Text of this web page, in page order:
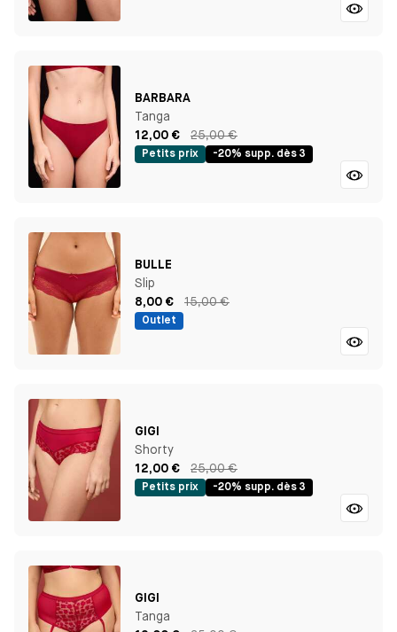
BARBARA
Tanga
12,00 €
25,00 €
Petits prix -20% supp. dès 3
BULLE
Slip
8,00 €
15,00 €
Outlet
GIGI
Shorty
12,00 €
25,00 €
Petits prix -20% supp. dès 3
GIGI
Tanga